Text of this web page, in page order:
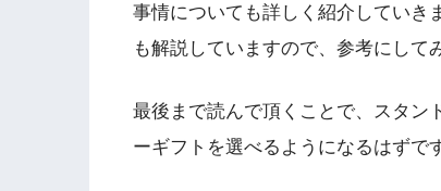
事情についても詳しく紹介していき
も解説していますので、参考にして
最後まで読んで頂くことで、スタン
ーギフトを選べるようになるはずで